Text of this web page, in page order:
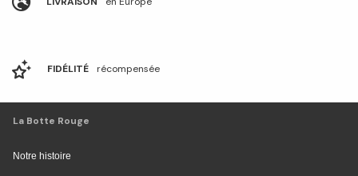
FIDÉLITÉ récompensée
La Botte Rouge
Notre histoire